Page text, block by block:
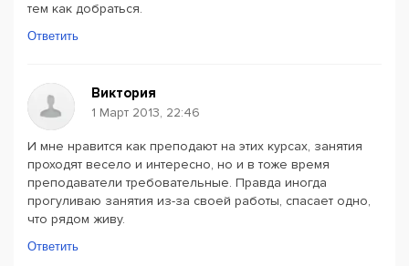
тем как добраться.
Ответить
Виктория
1 Март 2013, 22:46
И мне нравится как преподают на этих курсах, занятия
проходят весело и интересно, но и в тоже время
преподаватели требовательные. Правда иногда
прогуливаю занятия из-за своей работы, спасает одно,
что рядом живу.
Ответить